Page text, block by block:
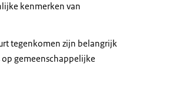
kenmerken van
tegenkomen zijn belangrijk
gemeenschappelijke